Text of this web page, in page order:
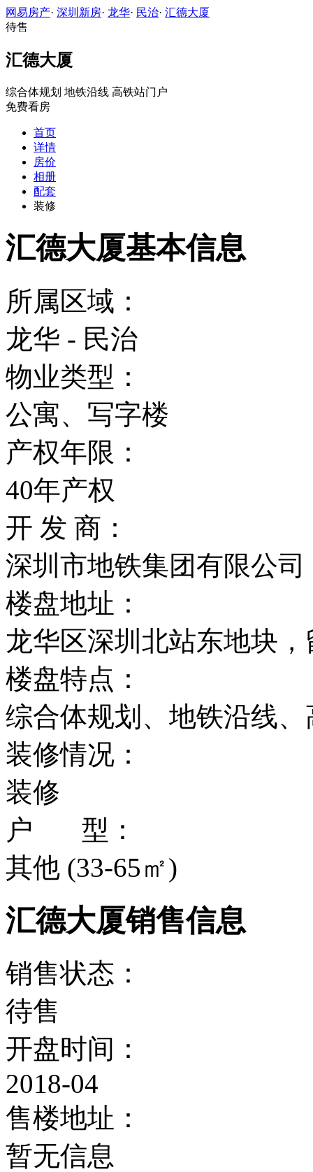
网易房产· 深圳新房· 龙华· 民治· 汇德大厦
待售
汇德大厦
综合体规划 地铁沿线 高铁站门户
免费看房
首页
详情
房价
相册
配套
装修
汇德大厦基本信息
所属区域：
龙华 - 民治
物业类型：
公寓、写字楼
产权年限：
40年产权
开 发 商：
深圳市地铁集团有限公
楼盘地址：
龙华区深圳北站东地块
楼盘特点：
综合体规划、地铁沿线
装修情况：
装修
户 型：
其他 (33-65㎡)
汇德大厦销售信息
销售状态：
待售
开盘时间：
2018-04
售楼地址：
暂无信息